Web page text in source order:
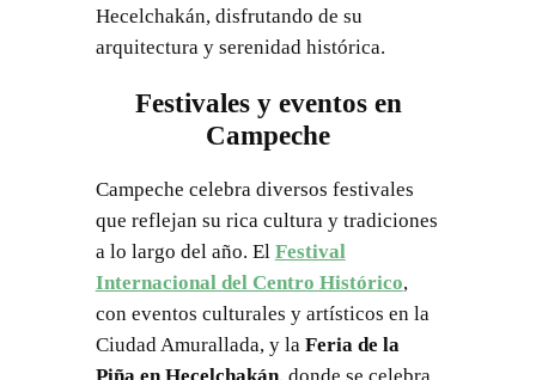
Hecelchakán, disfrutando de su
arquitectura y serenidad histórica.
Festivales y eventos en
Campeche
Campeche celebra diversos festivales
que reflejan su rica cultura y tradiciones
a lo largo del año. El Festival
Internacional del Centro Histórico,
con eventos culturales y artísticos en la
Ciudad Amurallada, y la Feria de la